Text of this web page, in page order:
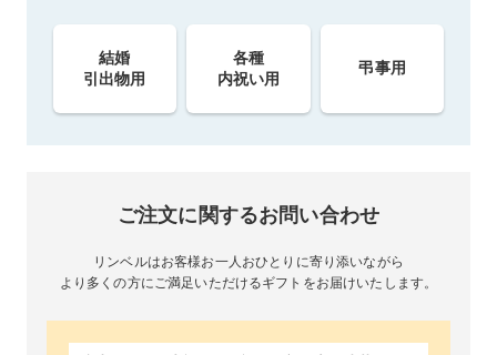
結婚
引出物用
各種
内祝い用
弔事用
ご注文に関するお問い合わせ
リンベルはお客様お一人おひとりに寄り添いながら
より多くの方にご満足いただけるギフトをお届けいたします。